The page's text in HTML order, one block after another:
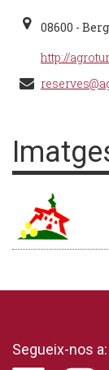
08600 -
http://
Segueix-nos a: